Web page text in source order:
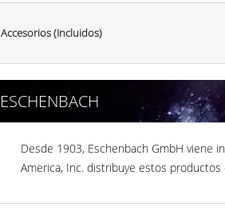
Accesorios (Incluidos)
ESCHENBACH
Desde 1903, Eschenbach GmbH viene
America, Inc. distribuye estos